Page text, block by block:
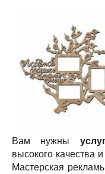
Вам нужны
высокого качества
Мастерская